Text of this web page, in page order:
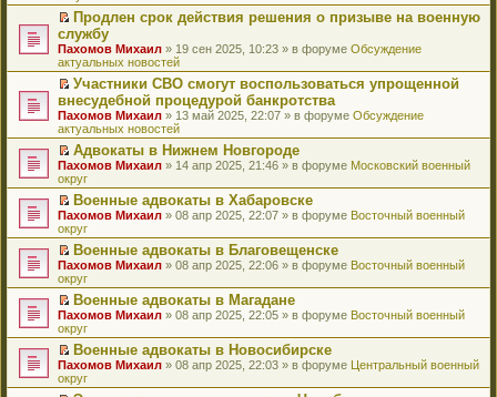
б
щ
е
н
и
ю
у
с
о
о
б
щ
е
н
и
ю
н
о
м
у
с
о
о
б
щ
е
н
и
ю
ч
и
т
а
н
н
о
м
у
с
о
о
б
щ
е
н
и
ю
н
е
п
р
о
ч
и
т
а
н
н
о
м
у
с
о
о
б
щ
е
н
и
ю
р
в
о
м
у
н
е
п
р
о
ч
и
т
а
н
н
о
м
у
с
о
о
б
щ
е
н
и
ю
й
т
и
к
п
е
р
в
о
м
у
н
е
п
р
о
ч
и
т
а
н
н
о
м
у
с
о
о
б
П
е
р
е
й
т
и
к
п
е
р
в
о
м
у
н
е
п
р
о
ч
и
т
а
н
н
о
м
Продлен срок действия решения о призыве на военную
службу
Пахомов Михаил » 19 сен 2025, 10:23 » в форуме Обсуждение
актуальных новостей
П
е
р
е
й
т
и
к
п
е
р
в
о
м
у
н
е
п
р
о
ч
и
т
Участники СВО смогут воспользоваться упрощенной
внесудебной процедурой банкротства
Пахомов Михаил » 13 май 2025, 22:07 » в форуме Обсуждение
актуальных новостей
П
е
р
е
й
т
и
к
п
е
р
в
о
м
у
н
е
п
Адвокаты в Нижнем Новгороде
Пахомов Михаил » 14 апр 2025, 21:46 » в форуме Московский военный
округ
П
е
р
е
й
т
и
к
п
е
р
в
о
м
Военные адвокаты в Хабаровске
Пахомов Михаил » 08 апр 2025, 22:07 » в форуме Восточный военный
округ
П
е
р
е
й
т
и
к
п
е
р
Военные адвокаты в Благовещенске
Пахомов Михаил » 08 апр 2025, 22:06 » в форуме Восточный военный
округ
П
е
р
е
й
т
и
Военные адвокаты в Магадане
Пахомов Михаил » 08 апр 2025, 22:05 » в форуме Восточный военный
округ
П
е
р
Военные адвокаты в Новосибирске
Пахомов Михаил » 08 апр 2025, 22:03 » в форуме Центральный военный
округ